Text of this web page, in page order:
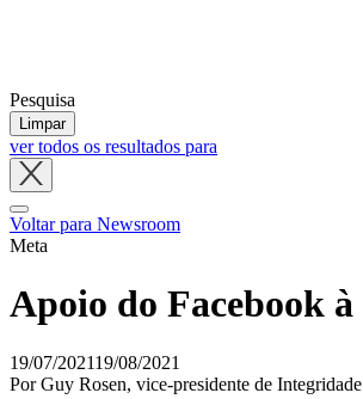
Pesquisa
Limpar
ver todos os resultados para
tray
Voltar para Newsroom
Meta
Apoio do Facebook
19/07/202119/08/2021
Por Guy Rosen, vice-presidente de Integridade